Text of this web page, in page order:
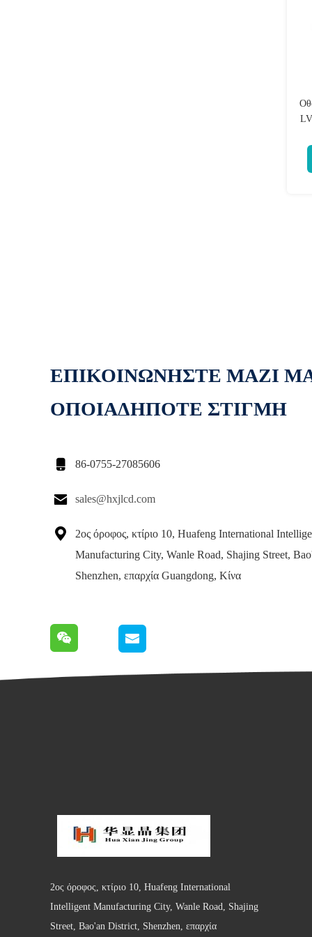
ΕΠΙΚΟΙΝΩΝΗΣΤΕ ΜΑΖΙ
ΟΠΟΙΑΔΗΠΟΤΕ ΣΤΙΓΜΗ
 86-0755-27085606
 sales@hxjlcd.com

2ος όροφος, κτίριο 10, Huafeng International
Manufacturing City, Wanle Road, Shajing Street,
Shenzhen, επαρχία Guangdong, Κίνα
2ος όροφος, κτίριο 10, Huafeng International
Intelligent Manufacturing City, Wanle Road, Shajing
Street, Bao'an District, Shenzhen, επαρχία